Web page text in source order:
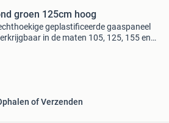
groen 125cm hoog
geplastificeerde gaaspaneel
in de maten 105, 125, 155 en
of Verzenden